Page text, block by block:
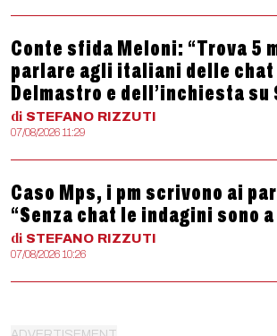
Conte sfida Meloni: “Trova 5
parlare agli italiani delle chat
Delmastro e dell’inchiesta su
di STEFANO RIZZUTI
07/08/2026 11:29
Caso Mps, i pm scrivono ai
“Senza chat le indagini sono
di STEFANO RIZZUTI
07/08/2026 10:26